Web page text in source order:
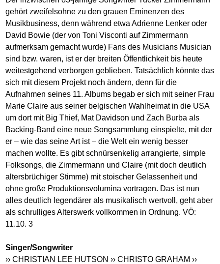
gehört zweifelsohne zu den grauen Eminenzen des
Musikbusiness, denn während etwa Adrienne Lenker oder
David Bowie (der von Toni Visconti auf Zimmermann
aufmerksam gemacht wurde) Fans des Musicians Musician
sind bzw. waren, ist er der breiten Öffentlichkeit bis heute
weitestgehend verborgen geblieben. Tatsächlich könnte das
sich mit diesem Projekt noch ändern, denn für die
Aufnahmen seines 11. Albums begab er sich mit seiner Frau
Marie Claire aus seiner belgischen Wahlheimat in die USA
um dort mit Big Thief, Mat Davidson und Zach Burba als
Backing-Band eine neue Songsammlung einspielte, mit der
er – wie das seine Art ist – die Welt ein wenig besser
machen wollte. Es gibt schnürsenkelig arrangierte, simple
Folksongs, die Zimmermann und Claire (mit doch deutlich
altersbrüchiger Stimme) mit stoischer Gelassenheit und
ohne große Produktionsvolumina vortragen. Das ist nun
alles deutlich legendärer als musikalisch wertvoll, geht aber
als schrulliges Alterswerk vollkommen in Ordnung. VÖ:
11.10. 3
Singer/Songwriter
›› CHRISTIAN LEE HUTSON ›› CHRISTO GRAHAM ››